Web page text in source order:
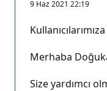
9 Haz 2021 22:19
Merhaba
Size yardımcı